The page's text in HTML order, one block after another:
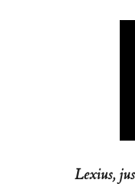
Lexius,